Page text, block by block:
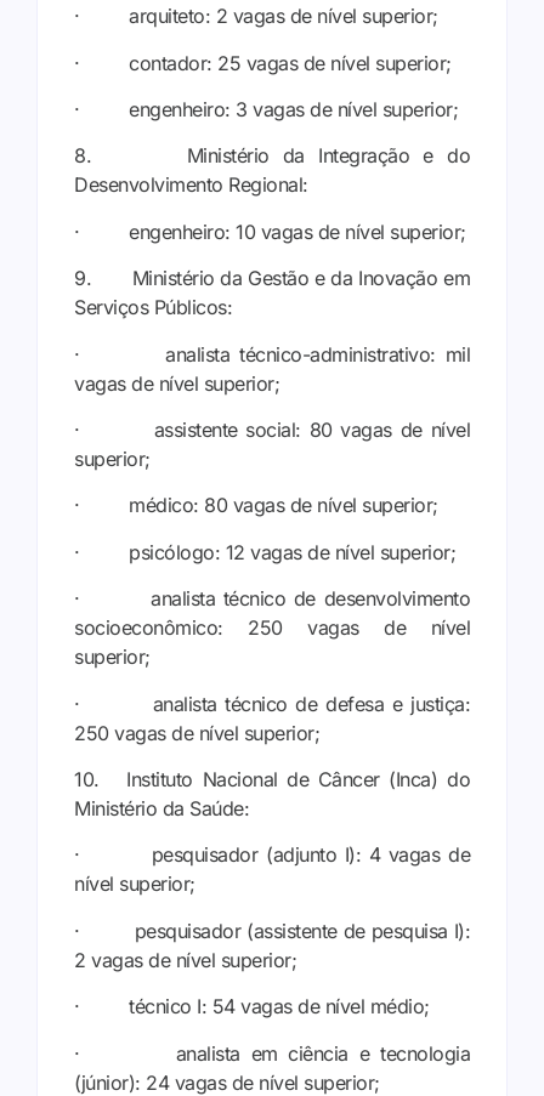
· arquiteto: 2 vagas de nível superior;
· contador: 25 vagas de nível superior;
· engenheiro: 3 vagas de nível superior;
8. Ministério da Integração e do
Desenvolvimento Regional:
· engenheiro: 10 vagas de nível superior;
9. Ministério da Gestão e da Inovação em
Serviços Públicos:
· analista técnico-administrativo: mil
vagas de nível superior;
· assistente social: 80 vagas de nível
superior;
· médico: 80 vagas de nível superior;
· psicólogo: 12 vagas de nível superior;
· analista técnico de desenvolvimento
socioeconômico: 250 vagas de nível
superior;
· analista técnico de defesa e justiça:
250 vagas de nível superior;
10. Instituto Nacional de Câncer (Inca) do
Ministério da Saúde:
· pesquisador (adjunto I): 4 vagas de
nível superior;
· pesquisador (assistente de pesquisa I):
2 vagas de nível superior;
· técnico I: 54 vagas de nível médio;
· analista em ciência e tecnologia
(júnior): 24 vagas de nível superior;